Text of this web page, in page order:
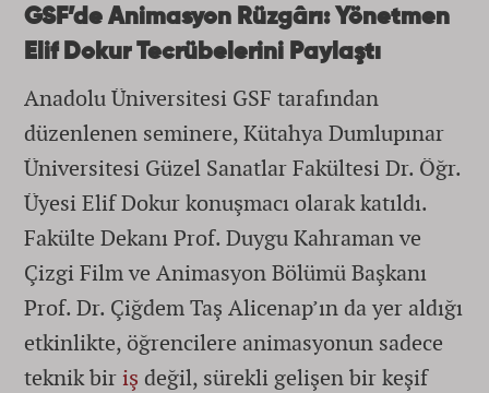
GSF’de Animasyon Rüzgârı: Yönetmen
Elif Dokur Tecrübelerini Paylaştı
Anadolu Üniversitesi GSF tarafından
düzenlenen seminere, Kütahya Dumlupınar
Üniversitesi Güzel Sanatlar Fakültesi Dr. Öğr.
Üyesi Elif Dokur konuşmacı olarak katıldı.
Fakülte Dekanı Prof. Duygu Kahraman ve
Çizgi Film ve Animasyon Bölümü Başkanı
Prof. Dr. Çiğdem Taş Alicenap’ın da yer aldığı
etkinlikte, öğrencilere animasyonun sadece
teknik biriş değil, sürekli gelişen bir keşif